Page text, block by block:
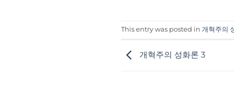
This entry was posted in 개혁주의
개혁주의 성화론 3